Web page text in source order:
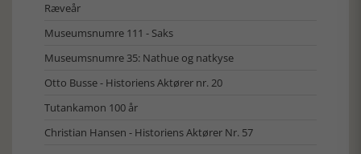
Ræveår
Museumsnumre 111 - Saks
Museumsnumre 35: Nathue og natkyse
Otto Busse - Historiens Aktører nr. 20
Tutankamon 100 år
Christian Hansen - Historiens Aktører Nr. 57